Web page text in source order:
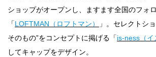
ショップがオープンし、ますます全国のフォ
「LOFTMAN（ロフトマン）
」。セレクトシ
そのもの”をコンセプトに掲げる「is-ness（イ
してキャップをデザイン。